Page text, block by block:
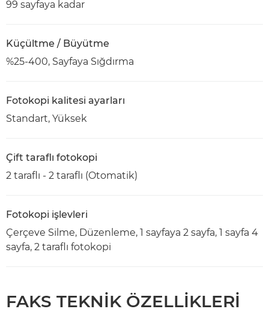
99 sayfaya kadar
Küçültme / Büyütme
%25-400, Sayfaya Sığdırma
Fotokopi kalitesi ayarları
Standart, Yüksek
Çift taraflı fotokopi
2 taraflı - 2 taraflı (Otomatik)
Fotokopi işlevleri
Çerçeve Silme, Düzenleme, 1 sayfaya 2 sayfa, 1 sayfa 4
sayfa, 2 taraflı fotokopi
FAKS TEKNİK ÖZELLİKLERİ